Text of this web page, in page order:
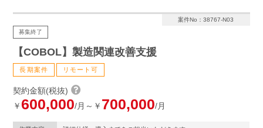
案件No：38767-N03
募集終了
【COBOL】製造関連改善支援
長期案件 リモート可
契約金額(税抜)
￥ 600,000/月～￥ 700,000/月